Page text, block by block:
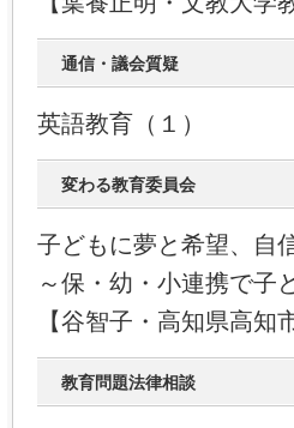
通信・議会質疑
英語教育（１）
変わる教育委員会
子どもに夢と希望、自
～保・幼・小連携で子
【谷智子・高知県高
教育問題法律相談